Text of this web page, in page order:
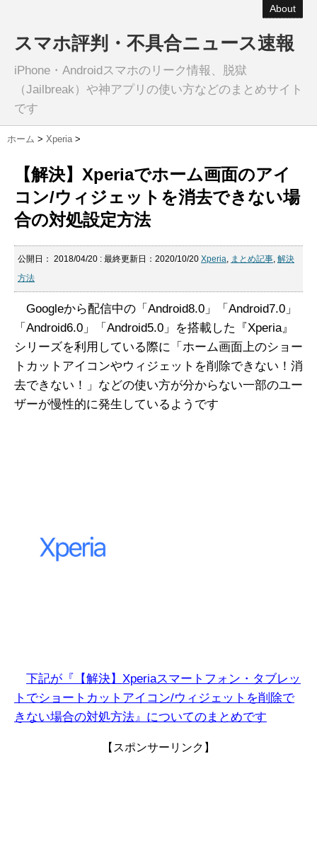
About
スマホ評判・不具合ニュース速報
iPhone・Androidスマホのリーク情報、脱獄
（Jailbreak）や神アプリの使い方などのまとめサイト
です
ホーム > Xperia >
【解決】Xperiaでホーム画面のアイ
コン/ウィジェットを消去できない場
合の対処設定方法
公開日： 2018/04/20 : 最終更新日：2020/10/20 Xperia, まとめ記事, 解決
方法
Googleから配信中の「Android8.0」「Android7.0」
「Android6.0」「Android5.0」を搭載した『Xperia』
シリーズを利用している際に「ホーム画面上のショー
トカットアイコンやウィジェットを削除できない！消
去できない！」などの使い方が分からない一部のユー
ザーが慢性的に発生しているようです
下記が『【解決】Xperiaスマートフォン・タブレッ
トでショートカットアイコン/ウィジェットを削除で
きない場合の対処方法』についてのまとめです
【スポンサーリンク】